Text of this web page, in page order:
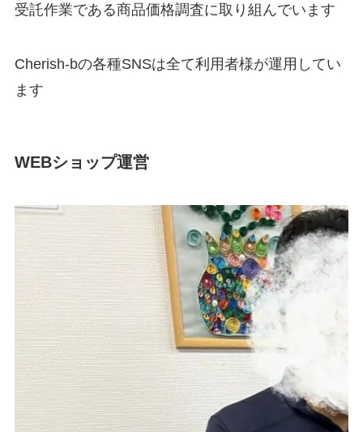
受託作業である商品価格調査に取り組んでいます
Cherish-bの各種SNSは全て利用者様が運用してい
ます
WEBショップ運営